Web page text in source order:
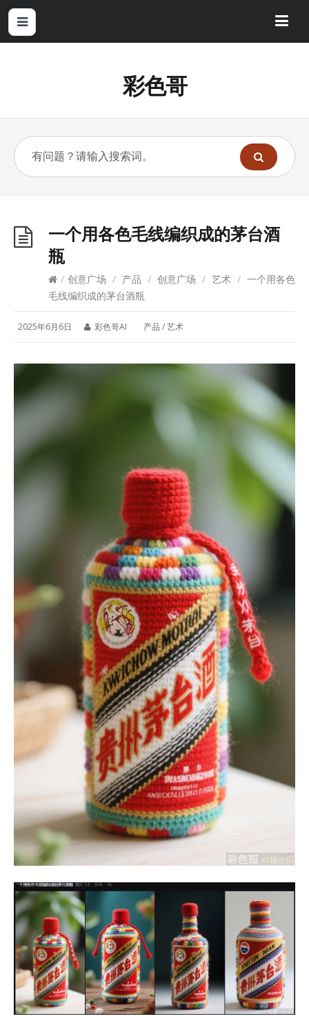
彩色哥
一个用各色毛线编织成的茅台酒
瓶
/ 创意广场 / 产品 / 创意广场 / 艺术 / 一个用各色
毛线编织成的茅台酒瓶
2025年6月6日 彩色哥AI 产品 /艺术